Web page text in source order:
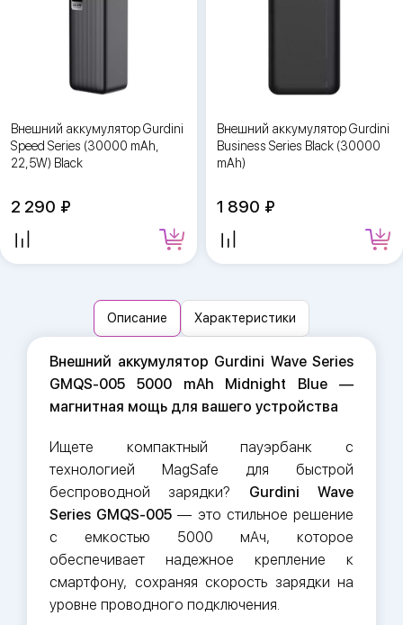
Внешний аккумулятор Gurdini
Speed Series (30000 mAh,
22,5W) Black
2 290
Внешний аккумулятор Gurdini
Business Series Black (30000
mAh)
1 890
Описание Характеристики
Внешний аккумулятор Gurdini Wave Series
GMQS-005 5000 mAh Midnight Blue —
магнитная мощь для вашего устройства
Ищете компактный пауэрбанк с
технологией MagSafe для быстрой
беспроводной зарядки? Gurdini Wave
Series GMQS-005— это стильное решение
с емкостью 5000 мАч, которое
обеспечивает надежное крепление к
смартфону, сохраняя скорость зарядки на
уровне проводного подключения.